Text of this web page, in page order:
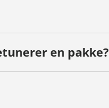
en pakke?